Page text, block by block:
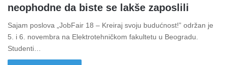
neophodne da biste se lakše zaposlili­
Sajam poslova „JobFair 18 – Kreiraj svoju budućnost!” održan je
5. i 6. novembra na Elektrotehničkom fakultetu u Beogradu.
Studenti…